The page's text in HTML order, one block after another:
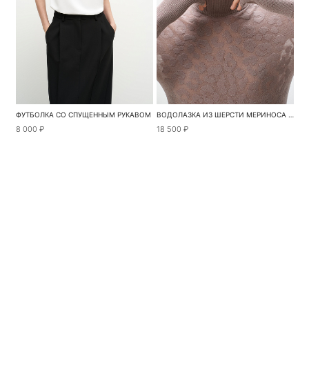
ФУТБОЛКА СО СПУЩЕННЫМ РУКАВОМ
8 000 ₽
ВОДОЛАЗКА ИЗ ШЕРСТИ МЕРИНОСА С АНИМАЛИСТИЧНЫМ ПРИНТОМ
18 500 ₽